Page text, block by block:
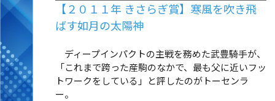
【２０１１年 きさらぎ賞】寒風を吹き飛
ばす如月の太陽神
ディープインパクトの主戦を務めた武豊騎手が、
「これまで跨った産駒のなかで、最も父に近いフッ
トワークをしている」と評したのがトーセンラ
ー。